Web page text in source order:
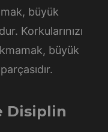
büyük
Korkularınızı
büyük
Disiplin